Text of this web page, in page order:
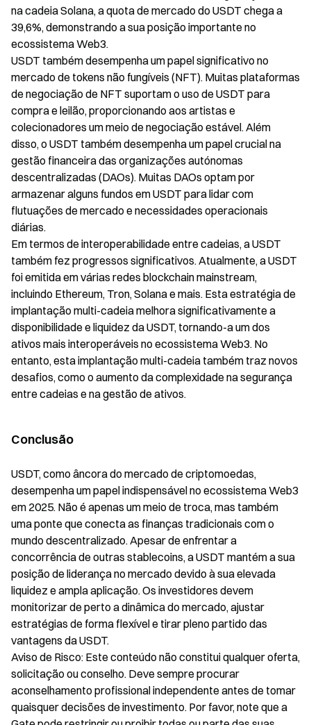
na cadeia Solana, a quota de mercado do USDT chega a
39,6%, demonstrando a sua posição importante no
ecossistema Web3.
USDT também desempenha um papel significativo no
mercado de tokens não fungíveis (NFT). Muitas plataformas
de negociação de NFT suportam o uso de USDT para
compra e leilão, proporcionando aos artistas e
colecionadores um meio de negociação estável. Além
disso, o USDT também desempenha um papel crucial na
gestão financeira das organizações autónomas
descentralizadas (DAOs). Muitas DAOs optam por
armazenar alguns fundos em USDT para lidar com
flutuações de mercado e necessidades operacionais
diárias.
Em termos de interoperabilidade entre cadeias, a USDT
também fez progressos significativos. Atualmente, a USDT
foi emitida em várias redes blockchain mainstream,
incluindo Ethereum, Tron, Solana e mais. Esta estratégia de
implantação multi-cadeia melhora significativamente a
disponibilidade e liquidez da USDT, tornando-a um dos
ativos mais interoperáveis no ecossistema Web3. No
entanto, esta implantação multi-cadeia também traz novos
desafios, como o aumento da complexidade na segurança
entre cadeias e na gestão de ativos.
Conclusão
USDT, como âncora do mercado de criptomoedas,
desempenha um papel indispensável no ecossistema Web3
em 2025. Não é apenas um meio de troca, mas também
uma ponte que conecta as finanças tradicionais com o
mundo descentralizado. Apesar de enfrentar a
concorrência de outras stablecoins, a USDT mantém a sua
posição de liderança no mercado devido à sua elevada
liquidez e ampla aplicação. Os investidores devem
monitorizar de perto a dinâmica do mercado, ajustar
estratégias de forma flexível e tirar pleno partido das
vantagens da USDT.
Aviso de Risco: Este conteúdo não constitui qualquer oferta,
solicitação ou conselho. Deve sempre procurar
aconselhamento profissional independente antes de tomar
quaisquer decisões de investimento. Por favor, note que a